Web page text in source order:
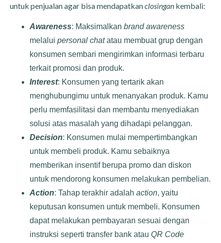
untuk penjualan agar bisa mendapatkanclosingan kembali:
Awareness: Maksimalkan brand awareness
melalui personal chatatau membuat grup dengan
konsumen sembari mengirimkan informasi terbaru
terkait promosi dan produk.
Interest: Konsumen yang tertarik akan
menghubungimu untuk menanyakan produk. Kamu
perlu memfasilitasi dan membantu menyediakan
solusi atas masalah yang dihadapi pelanggan.
Decision: Konsumen mulai mempertimbangkan
untuk membeli produk. Kamu sebaiknya
memberikan insentif berupa promo dan diskon
untuk mendorong konsumen melakukan pembelian.
Action: Tahap terakhir adalah action, yaitu
keputusan konsumen untuk membeli. Konsumen
dapat melakukan pembayaran sesuai dengan
instruksi seperti transfer bank atau QR Code